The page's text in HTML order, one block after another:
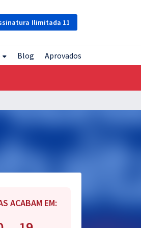
Ilimitada 11
Blog Aprovados
ACABAM EM: